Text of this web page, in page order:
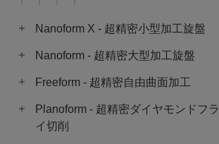
Nanoform X - 超精密小型加工旋盤
Nanoform - 超精密大型加工旋盤
Freeform - 超精密自由曲面加工
Planoform - 超精密ダイヤモンドフラ
イ切削